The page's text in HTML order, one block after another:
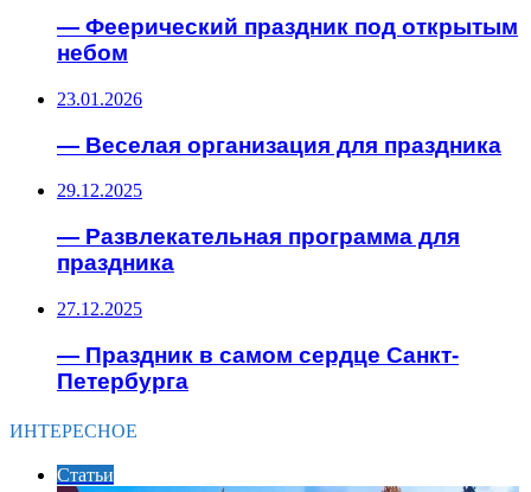
— Феерический праздник под открытым
небом
23.01.2026
— Веселая организация для праздника
29.12.2025
— Развлекательная программа для
праздника
27.12.2025
— Праздник в самом сердце Санкт-
Петербурга
ИНТЕРЕСНОЕ
Статьи